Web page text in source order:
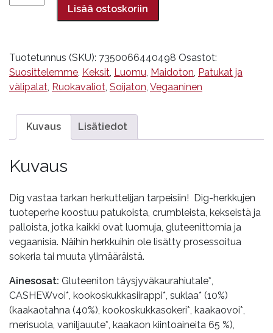
Dig,
määrä
Lisää ostoskoriin
Tuotetunnus (SKU): 7350066440498 Osastot:
Suosittelemme, Keksit, Luomu, Maidoton, Patukat ja
välipalat, Ruokavaliot, Soijaton, Vegaaninen
Kuvaus Lisätiedot
Kuvaus
Dig vastaa tarkan herkuttelijan tarpeisiin! Dig-herkkujen
tuoteperhe koostuu patukoista, crumbleista, kekseistä ja
palloista, jotka kaikki ovat luomuja, gluteenittomia ja
vegaanisia. Näihin herkkuihin ole lisätty prosessoitua
sokeria tai muuta ylimääräistä.
Ainesosat: Gluteeniton täysjyväkaurahiutale*,
CASHEWvoi*, kookoskukkasiirappi*, suklaa* (10%)
(kaakaotahna (40%), kookoskukkasokeri*, kaakaovoi*,
merisuola, vaniljauute*, kaakaon kiintoaineita 65 %),